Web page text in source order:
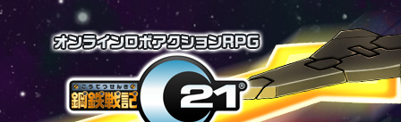
オンライン